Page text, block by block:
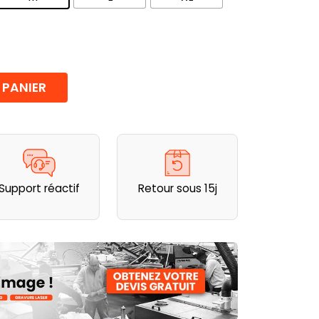
réactif Retour sous 15j